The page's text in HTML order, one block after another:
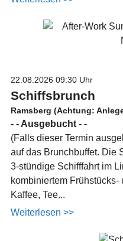
22.08.2026 09:30 Uhr
Schiffsbrunch
Ramsberg (Achtung:
- - Ausgebucht - -
(Falls dieser Termin
auf das Brunchbuffet. Die
3-stündige Schifffahrt im
kombiniertem Frühstücks-
Kaffee, Tee...
Weiterlesen >>